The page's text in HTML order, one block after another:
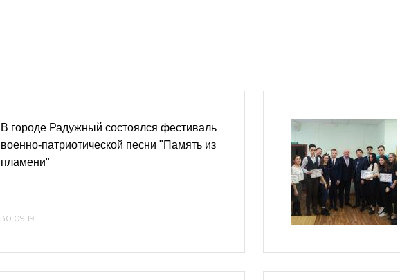
В городе Радужный состоялся фестиваль
военно-патриотической песни "Память из
пламени"
30.09.19